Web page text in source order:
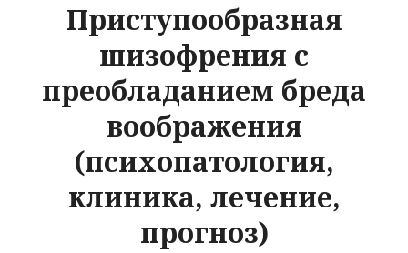
Приступообразная
шизофрения с
преобладанием бреда
воображения
(психопатология,
клиника, лечение,
прогноз)